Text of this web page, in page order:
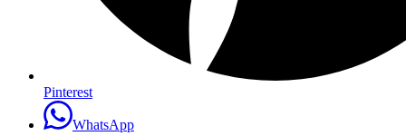
Pinterest
WhatsApp